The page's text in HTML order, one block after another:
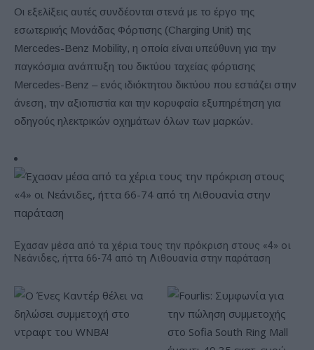
Οι εξελίξεις αυτές συνδέονται στενά με το έργο της
εσωτερικής Μονάδας Φόρτισης (Charging Unit) της
Mercedes-Benz Mobility, η οποία είναι υπεύθυνη για την
παγκόσμια ανάπτυξη του δικτύου ταχείας φόρτισης
Mercedes-Benz – ενός ιδιόκτητου δικτύου που εστιάζει στην
άνεση, την αξιοπιστία και την κορυφαία εξυπηρέτηση για
οδηγούς ηλεκτρικών οχημάτων όλων των μαρκών.
Έχασαν μέσα από τα χέρια τους την πρόκριση στους «4» οι
Νεάνιδες, ήττα 66-74 από τη Λιθουανία στην παράταση